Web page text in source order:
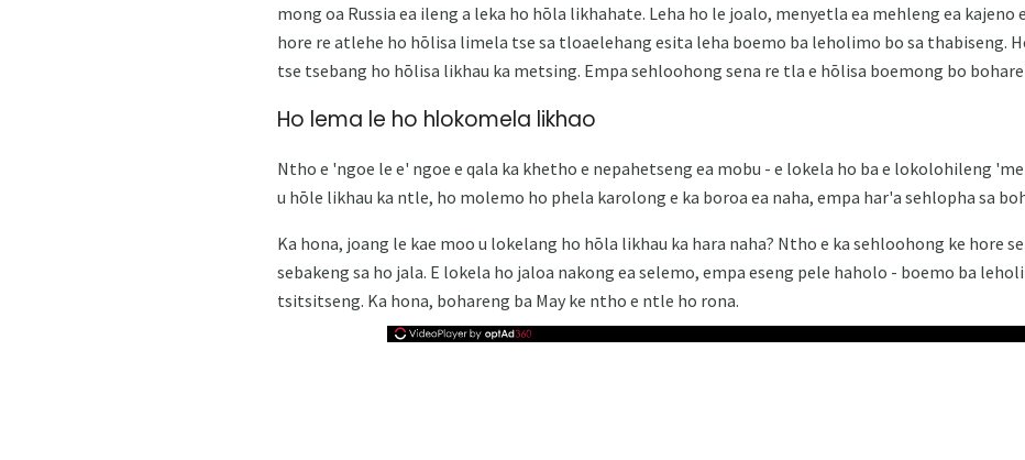
mong oa Russia ea ileng a leka ho hōla likhahate. Leha ho le joalo, menyetla ea mehleng ea kajeno
hore re atlehe ho hōlisa limela tse sa tloaelehang esita leha boemo ba leholimo bo sa thabiseng.
tse tsebang ho hōlisa likhau ka metsing. Empa sehloohong sena re tla e hōlisa boemong bo
Ho lema le ho hlokomela likhao
Ntho e 'ngoe le e' ngoe e qala ka khetho e nepahetseng ea mobu - e lokela ho ba e lokolohileng 'me
u hōle likhau ka ntle, ho molemo ho phela karolong e ka boroa ea naha, empa har'a sehlopha sa
Ka hona, joang le kae moo u lokelang ho hōla likhau ka hara naha? Ntho e ka sehloohong ke hore
sebakeng sa ho jala. E lokela ho jaloa nakong ea selemo, empa eseng pele haholo - boemo ba
tsitsitseng. Ka hona, bohareng ba May ke ntho e ntle ho rona.